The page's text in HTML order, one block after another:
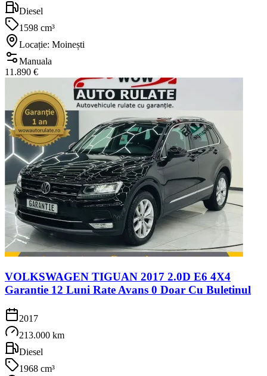
Diesel
1598 cm³
Locație: Moinești
Manuala
11.890 €
VOLKSWAGEN TIGUAN 2017 2.0D E6 4X4
Garantie 12 Luni Rate Avans 0 Doar Cu Buletinul
2017
213.000 km
Diesel
1968 cm³